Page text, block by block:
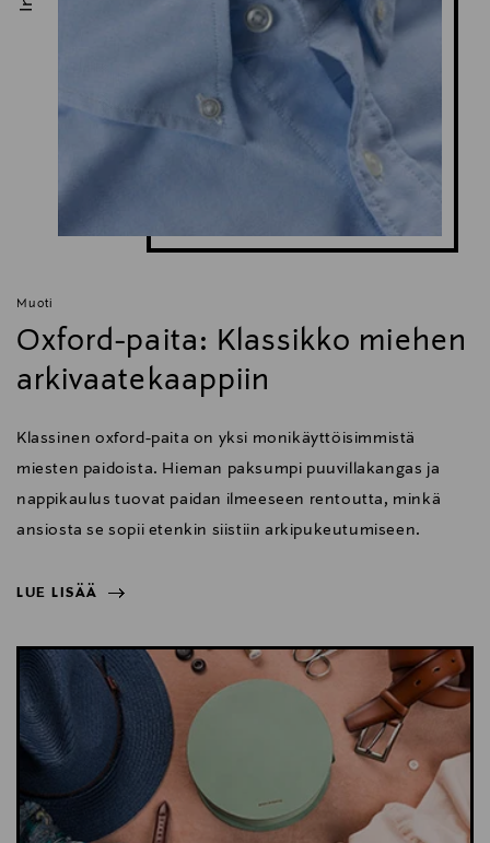
Muoti
Oxford-paita: Klassikko miehen
arkivaatekaappiin
Klassinen oxford-paita on yksi monikäyttöisimmistä
miesten paidoista. Hieman paksumpi puuvillakangas ja
nappikaulus tuovat paidan ilmeeseen rentoutta, minkä
ansiosta se sopii etenkin siistiin arkipukeutumiseen.
LUE LISÄÄ
LUE LISÄÄ